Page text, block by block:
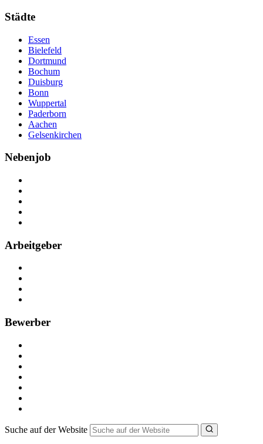
Städte
Essen
Bielefeld
Dortmund
Bochum
Duisburg
Bonn
Wuppertal
Paderborn
Aachen
Gelsenkirchen
Nebenjob
Arbeitgeber
Bewerber
Suche auf der Website